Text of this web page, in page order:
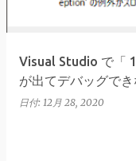
Visual Studio で「
が出てデバッグでき
日付: 12月 28, 2020